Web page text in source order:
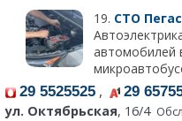
19. СТО
автомобилей
29 5525525 , 29
ул. Октябрьская, 16/4